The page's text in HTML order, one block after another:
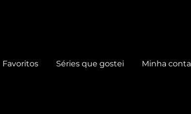
Favoritos Séries que gostei Minha conta